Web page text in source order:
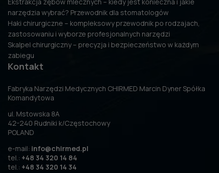
narzędzia wybrać? Przewodnik dla stomatologów
Haki chirurgiczne – kompleksowy przewodnik po rodzajach,
zastosowaniu i wyborze profesjonalnych narzędzi
Skalpel chirurgiczny – precyzja i bezpieczeństwo w każdym
zabiegu
Kontakt
Fabryka Narzędzi Medycznych CHIRMED Marcin Dyner Spółka
Komandytowa
ul. Mstowska 8A
42-240 Rudniki k/Częstochowy
POLAND
e-mail: info@chirmed.pl
tel.: +48 34 320 14 84
tel.: +48 34 320 14 34